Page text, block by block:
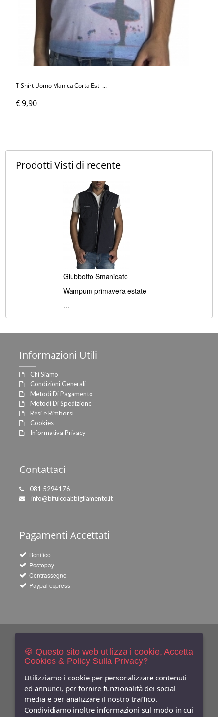
T-Shirt Uomo Manica Corta Esti ...
€ 9,90
Prodotti Visti di recente
Giubbotto Smanicato
Wampum primavera estate
...
Informazioni Utili
Chi Siamo
Condizioni Generali
Metodi Di Pagamento
Metodi Di Spedizione
Resi e Rimborsi
Cookies
Informativa Privacy
Contattaci
081 5294176
info@bifulcoabbigliamento.it
Pagamenti Accettati
Bonifico
Postepay
Contrassegno
Paypal express
NewslettersIscriviti Gratis
Indica qui la tua email per ricevere sconti e newsletter.
Consenso
Privacy
Facebook
🍪 Questo sito web utilizza i cookie, Accetta
Cookies & Policy Sulla Privacy?
Utilizziamo i cookie per personalizzare contenuti
ed annunci, per fornire funzionalità dei social
media e per analizzare il nostro traffico.
Condividiamo inoltre informazioni sul modo in cui